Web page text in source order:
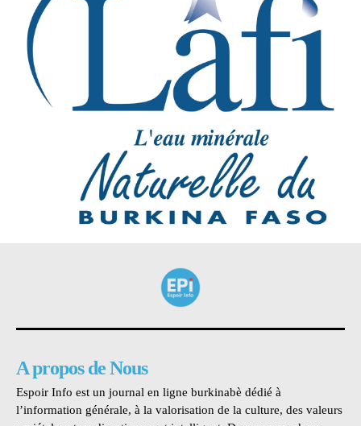
A propos de Nous
Espoir Info est un journal en ligne burkinabè dédié à
l’information générale, à la valorisation de la culture, des valeurs